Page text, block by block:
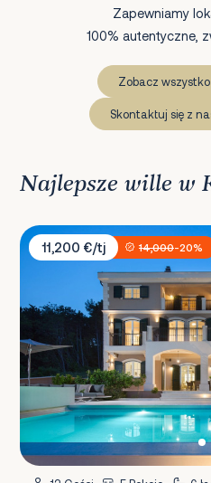
Zapewniamy
100% autentyczne,
Zobacz wszystko
Skontaktuj się z
Najlepsze wille w
Villa Veglia Palace
11,200 €/tj
14,000-20%